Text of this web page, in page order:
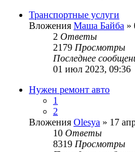
Транспортные услуги
Вложения Маша Байба »
2 Ответы
2179 Просмотры
Последнее
01 июл 2023, 09:36
Нужен ремонт авто
1
2
Вложения Olesya » 17
10 Ответы
8319 Просмотры